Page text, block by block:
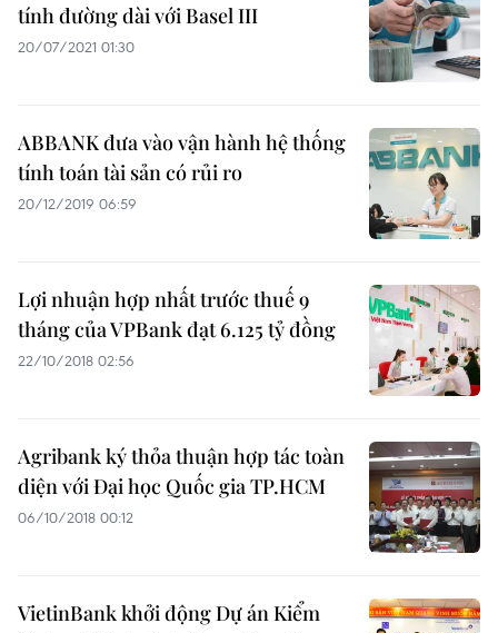
tính đường dài với Basel III
20/07/2021 01:30
ABBANK đưa vào vận hành hệ thống
tính toán tài sản có rủi ro
20/12/2019 06:59
Lợi nhuận hợp nhất trước thuế 9
tháng của VPBank đạt 6.125 tỷ đồng
22/10/2018 02:56
Agribank ký thỏa thuận hợp tác toàn
diện với Đại học Quốc gia TP.HCM
06/10/2018 00:12
VietinBank khởi động Dự án Kiểm